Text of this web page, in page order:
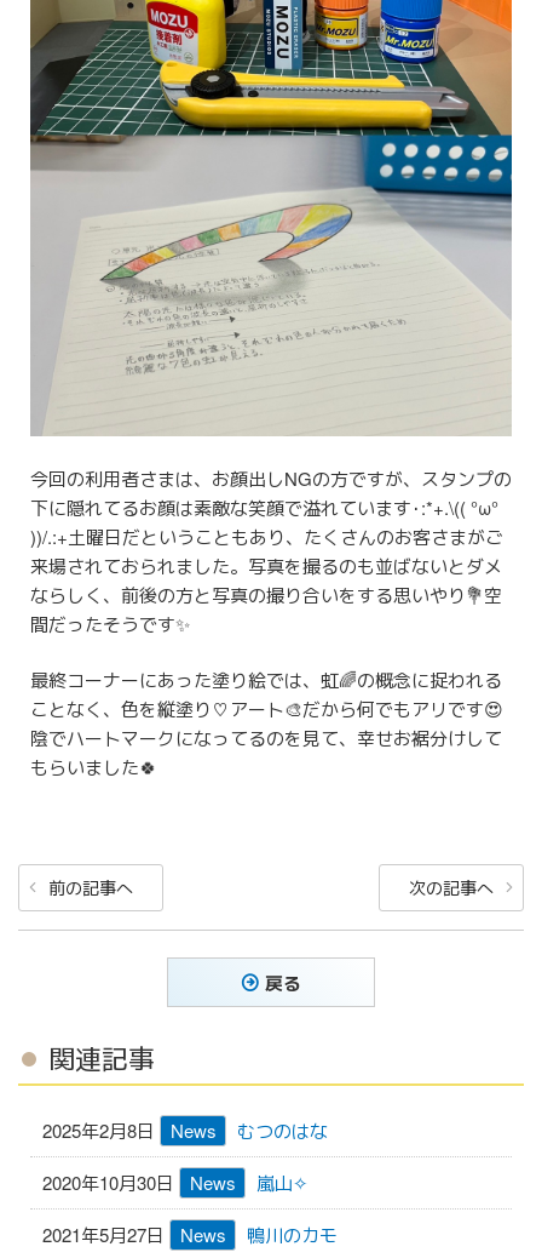
今回の利用者さまは、お顔出しNGの方ですが、スタンプの
下に隠れてるお顔は素敵な笑顔で溢れています･:*+.\(( °ω°
))/.:+土曜日だということもあり、たくさんのお客さまがご
来場されておられました。写真を撮るのも並ばないとダメ
ならしく、前後の方と写真の撮り合いをする思いやり💐空
間だったそうです✨
最終コーナーにあった塗り絵では、虹🌈の概念に捉われる
ことなく、色を縦塗り♡アート🎨だから何でもアリです😍
陰でハートマークになってるのを見て、幸せお裾分けして
もらいました🍀
投
稿
ナ
ー
シ
ン
前
の
投
前の記事へ
の
投
次の記事へ
戻る
関連記事
2025年2月8日 News むつのはな
2020年10月30日 News 嵐山✧︎
2021年5月27日 News 鴨川のカモ